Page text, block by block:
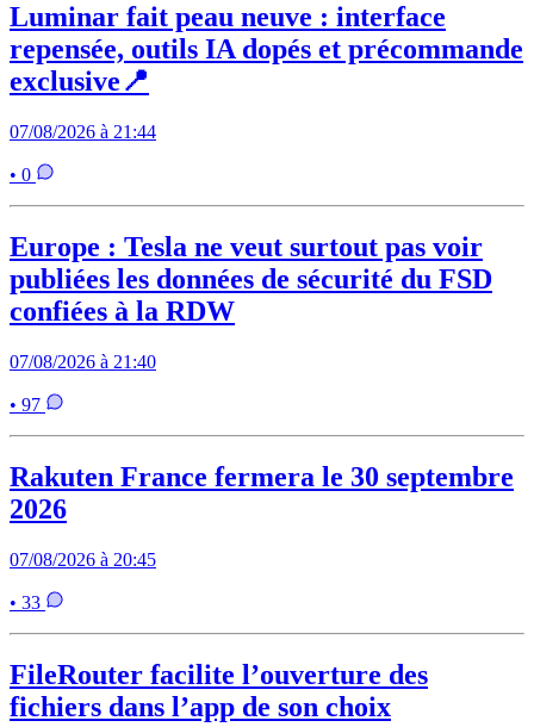
Luminar fait peau neuve : interface
repensée, outils IA dopés et précommande
exclusive📍
07/08/2026 à 21:44
• 0
Europe : Tesla ne veut surtout pas voir
publiées les données de sécurité du FSD
confiées à la RDW
07/08/2026 à 21:40
• 97
Rakuten France fermera le 30 septembre
2026
07/08/2026 à 20:45
• 33
FileRouter facilite l’ouverture des
fichiers dans l’app de son choix